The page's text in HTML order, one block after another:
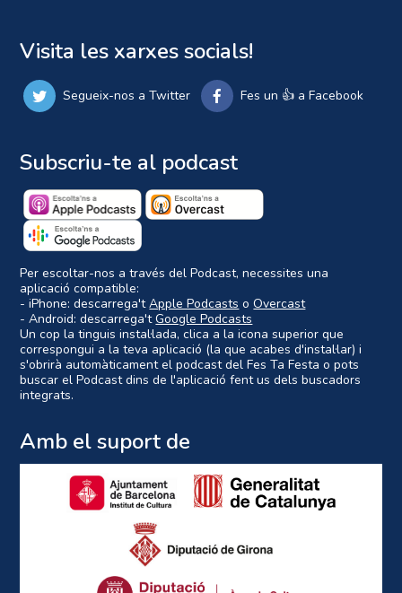
Visita les xarxes socials!
Segueix-nos a Twitter Fes un 👍 a Facebook
Subscriu-te al podcast
Per escoltar-nos a través del Podcast, necessites una
aplicació compatible:
- iPhone: descarrega'tApple Podcasts oOvercast
- Android: descarrega'tGoogle Podcasts
Un cop la tinguis instal·lada, clica a la icona superior que
correspongui a la teva aplicació (la que acabes d'instal·lar) i
s'obrirà automàticament el podcast del Fes Ta Festa o pots
buscar el Podcast dins de l'aplicació fent us dels buscadors
integrats.
Amb el suport de